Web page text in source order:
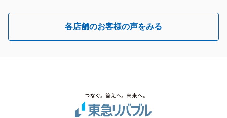
各店舗のお客様の声をみる